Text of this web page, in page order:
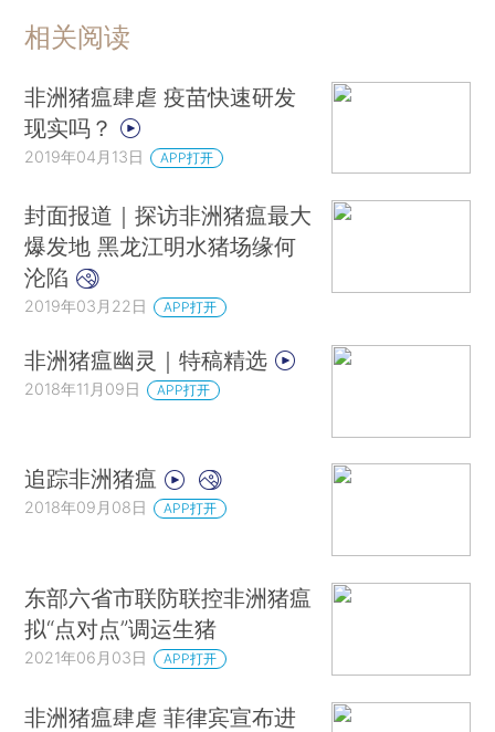
相关阅读
非洲猪瘟肆虐 疫苗快速研发
现实吗？
2019年04月13日 APP打开
封面报道｜探访非洲猪瘟最大
爆发地 黑龙江明水猪场缘何
沦陷
2019年03月22日 APP打开
非洲猪瘟幽灵｜特稿精选
2018年11月09日 APP打开
追踪非洲猪瘟
2018年09月08日 APP打开
东部六省市联防联控非洲猪瘟
拟“点对点”调运生猪
2021年06月03日 APP打开
非洲猪瘟肆虐 菲律宾宣布进